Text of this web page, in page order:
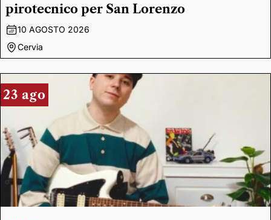
pirotecnico per San Lorenzo
10 AGOSTO 2026
Cervia
23 ago